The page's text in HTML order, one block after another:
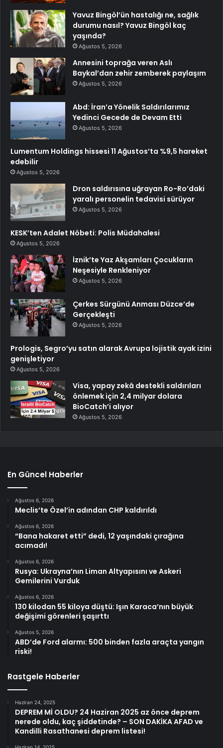
Yavuz Bingöl’ün hastalığı ne, sağlık
durumu nasıl? Yavuz Bingöl kaç
yaşında?
Ağustos 5, 2026
Annesini toprağa veren Aslı
Baykal’dan zehir zemberek paylaşım
Ağustos 5, 2026
Abd: İran’a Yönelik Saldırılarımız
Yedinci Gecede de Devam Etti
Ağustos 5, 2026
Lumentum Holdings hissesi 11 Ağustos’ta %9,5 hareket
edebilir
Ağustos 5, 2026
Dron saldırısına uğrayan Ro-Ro’daki
yaralı personelin tedavisi sürüyor
Ağustos 5, 2026
KESK’ten Adalet Nöbeti: Polis Müdahalesi
Ağustos 5, 2026
İznik’te Yaz Akşamları Çocukların
Neşesiyle Renkleniyor
Ağustos 5, 2026
Çerkes Sürgünü Anması Düzce’de
Gerçekleşti
Ağustos 5, 2026
Prologis, Segro’yu satın alarak Avrupa lojistik ayak izini
genişletiyor
Ağustos 5, 2026
Visa, yapay zekâ destekli saldırıları
önlemek için 2,4 milyar dolara
BioCatch’i alıyor
Ağustos 5, 2026
En Güncel Haberler
Ağustos 6, 2026
Meclis’te Özel’in adından CHP kaldırıldı
Ağustos 6, 2026
“Bana hakaret etti” dedi, 12 yaşındaki çırağına
acımadı!
Ağustos 6, 2026
Rusya: Ukrayna’nın Liman Altyapısını ve Askeri
Gemilerini Vurduk
Ağustos 6, 2026
130 kilodan 55 kiloya düştü: Işın Karaca’nın büyük
değişimi görenleri şaşırttı
Ağustos 5, 2026
ABD’de Ford alarmı: 500 binden fazla araçta yangın
riski!
Rastgele Haberler
Haziran 24, 2025
DEPREM Mİ OLDU? 24 Haziran 2025 az önce deprem
nerede oldu, kaç şiddetinde? – SON DAKİKA AFAD ve
Kandilli Rasathanesi deprem listesi!
Haziran 14, 2025